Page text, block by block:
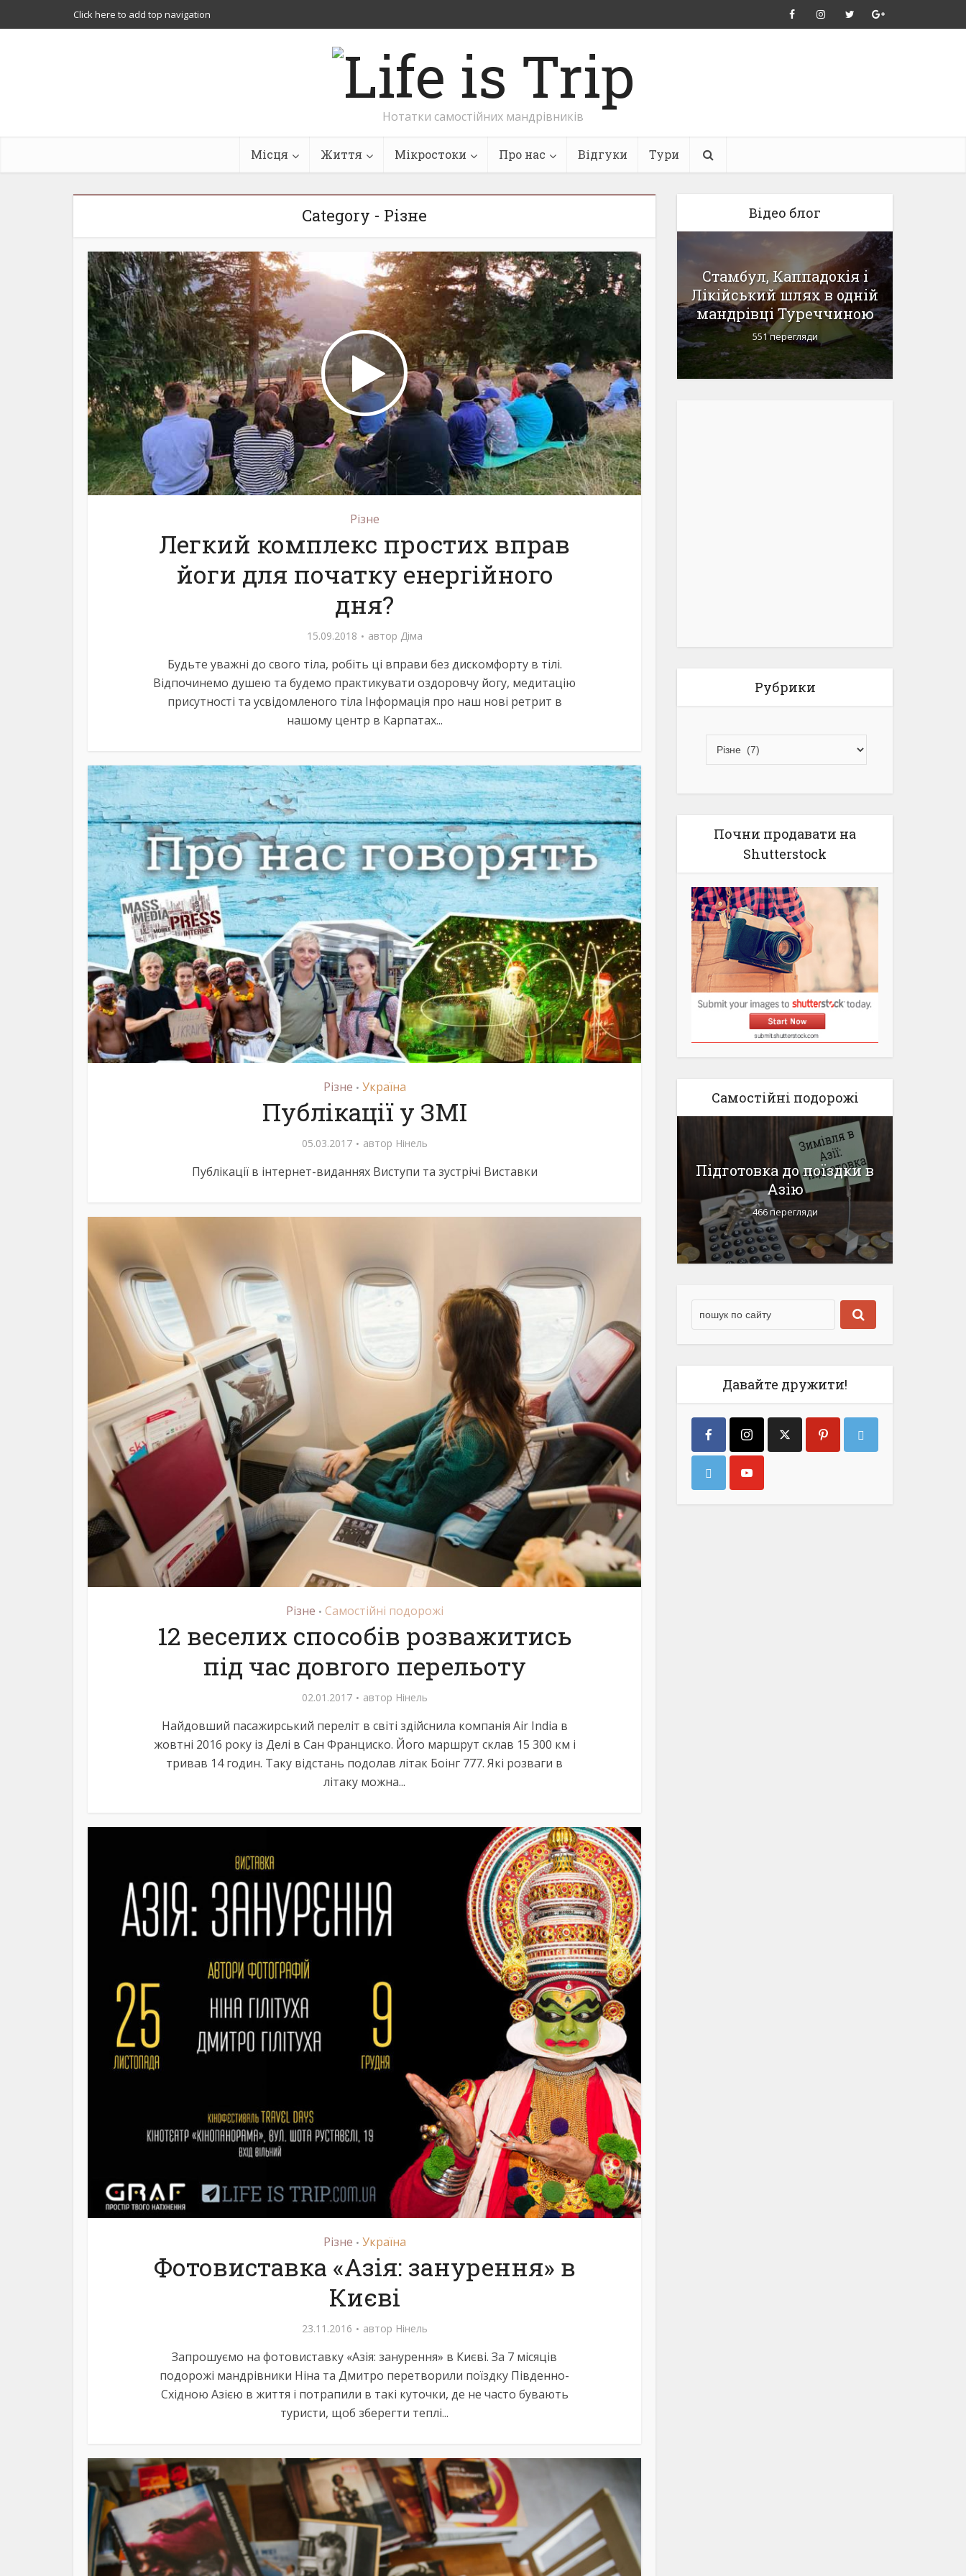
Click here to add top navigation
Нотатки самостійних мандрівників
Місця Життя Мікростоки Про нас Відгуки Тури
Category - Різне
Різне
Легкий комплекс простих вправ
йоги для початку енергійного
дня?
15.09.2018 автор Діма
Будьте уважні до свого тіла, робіть ці вправи без дискомфорту в тілі.
Відпочинемо душею та будемо практикувати оздоровчу йогу, медитацію
присутності та усвідомленого тіла Інформація про наш нові ретрит в
нашому центр в Карпатах...
Різне • Україна
Публікації у ЗМІ
05.03.2017 автор Нінель
Публікації в інтернет-виданнях Виступи та зустрічі Виставки
Різне • Самостійні подорожі
12 веселих способів розважитись
під час довгого перельоту
02.01.2017 автор Нінель
Найдовший пасажирський переліт в світі здійснила компанія Air India в
жовтні 2016 року із Делі в Сан Франциско. Його маршрут склав 15 300 км і
тривав 14 годин. Таку відстань подолав літак Боінг 777. Які розваги в
літаку можна...
Різне • Україна
Фотовиставка «Азія: занурення» в
Києві
23.11.2016 автор Нінель
Запрошуємо на фотовиставку «Азія: занурення» в Києві. За 7 місяців
подорожі мандрівники Ніна та Дмитро перетворили поїздку Південно-
Східною Азією в життя і потрапили в такі куточки, де не часто бувають
туристи, щоб зберегти теплі...
Відео блог
Різдвяна Софійська
площа – Відео
202 перегляди
190 днів у Азії – 5 країн.
Останній день в М’янмі:
розповідь про...
399 перегляди
Історія подорожі в
Карпати “Зелений
відпочинок” 27 липня-1
серпня...
527 перегляди
Стамбул, Каппадокія і
Лікійський шлях в одній
мандрівці Туреччиною
551 перегляди
Рубрики
Почни продавати на
Shutterstock
Самостійні подорожі
Підготовка до поїздки в
Пакуємо рюкзак для
Підготовка до поїздки в
Азію
466 перегляди
Давайте дружити!